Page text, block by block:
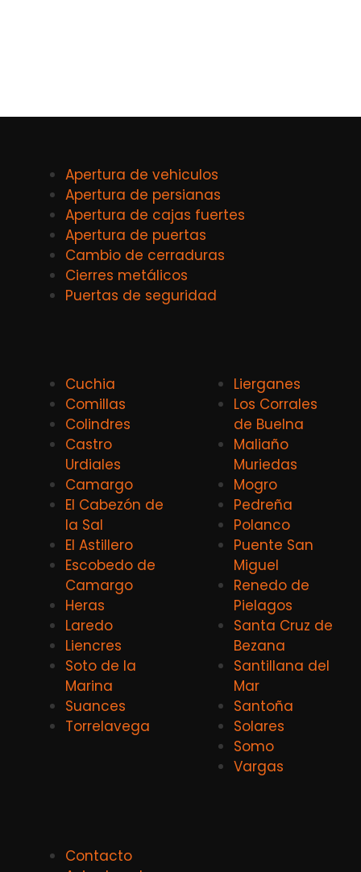
Apertura de vehiculos
Apertura de persianas
Apertura de cajas fuertes
Apertura de puertas
Cambio de cerraduras
Cierres metálicos
Puertas de seguridad
Cuchia
Comillas
Colindres
Castro
Urdiales
Camargo
El Cabezón de
la Sal
El Astillero
Escobedo de
Camargo
Heras
Laredo
Liencres
Soto de la
Marina
Suances
Torrelavega
Lierganes
Los Corrales
de Buelna
Maliaño
Muriedas
Mogro
Pedreña
Polanco
Puente San
Miguel
Renedo de
Pielagos
Santa Cruz de
Bezana
Santillana del
Mar
Santoña
Solares
Somo
Vargas
Contacto